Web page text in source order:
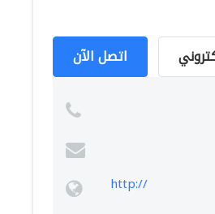
اتصل الآن
http://